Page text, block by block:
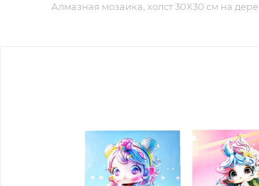
Алмазная мозаика, холст 30X30 см на